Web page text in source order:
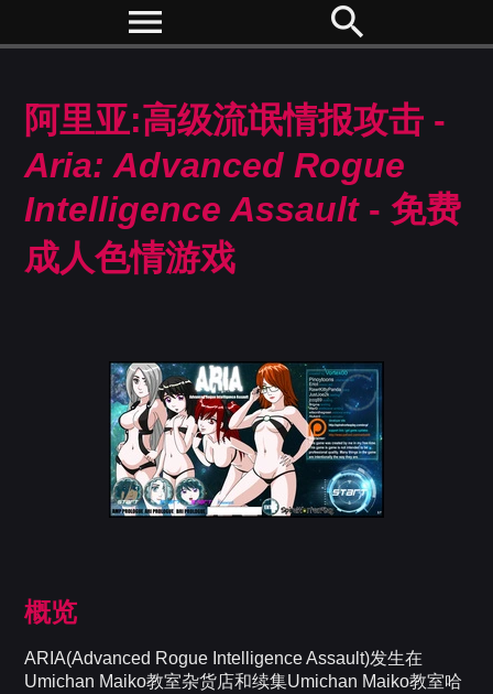
menu search
阿里亚:高级流氓情报攻击 -
Aria: Advanced Rogue
Intelligence Assault- 免费
成人色情游戏
概览
ARIA(Advanced Rogue Intelligence Assault)发生在
Umichan Maiko教室杂货店和续集Umichan Maiko教室哈